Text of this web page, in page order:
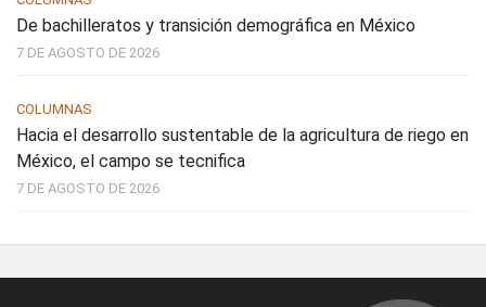
De bachilleratos y transición demográfica en México
7 DE AGOSTO DE 2026
COLUMNAS
Hacia el desarrollo sustentable de la agricultura de riego en
México, el campo se tecnifica
7 DE AGOSTO DE 2026